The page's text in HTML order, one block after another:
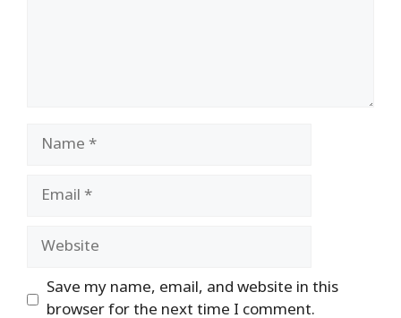
Name
Email
Website
Save my name, email, and website in this
browser for the next time I comment.